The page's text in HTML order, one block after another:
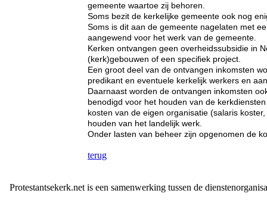
gemeente waartoe zij behoren.
Soms bezit de kerkelijke gemeente ook nog
Soms is dit aan de gemeente nagelaten met
aangewend voor het werk van de gemeente.
Kerken ontvangen geen overheidssubsidie in
(kerk)gebouwen of een specifiek project.
Een groot deel van de ontvangen inkomsten
predikant en eventuele kerkelijk werkers en
Daarnaast worden de ontvangen inkomsten
benodigd voor het houden van de
kosten van de eigen organisatie (salaris
houden van het landelijk werk.
Onder lasten van beheer zijn opgenomen de
terug
Protestantsekerk.net is een samenwerking tussen de